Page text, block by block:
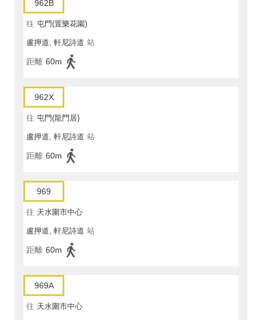
962B
往 屯門(置樂花園)
盧押道, 軒尼詩道 站
距離 60m
962X
往 屯門(龍門居)
盧押道, 軒尼詩道 站
距離 60m
969
往 天水圍市中心
盧押道, 軒尼詩道 站
距離 60m
969A
往 天水圍市中心